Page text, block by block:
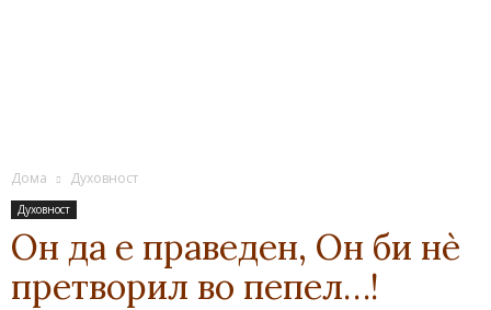
Дома Духовност
Духовност
Он да е праведен, Он би нѐ
претворил во пепел…!